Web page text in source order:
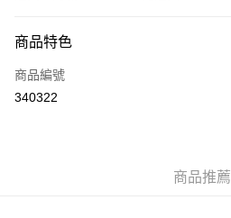
信用卡
Apple Pay
商品特色
商品編號
340322
商品推薦